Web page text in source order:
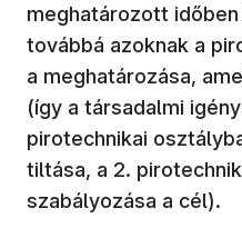
meghatározott
továbbá azoknak a
a meghatározása,
(így a társadalmi
pirotechnikai
tiltása, a 2.
szabályozása a cél).